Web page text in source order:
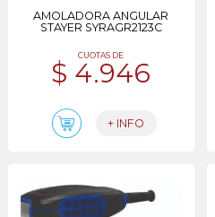
AMOLADORA ANGULAR
STAYER SYRAGR2123C
CUOTAS DE
$ 4.946
+ INFO